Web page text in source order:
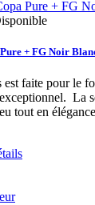
+ FG Noir
est faite pour le
La
tout en